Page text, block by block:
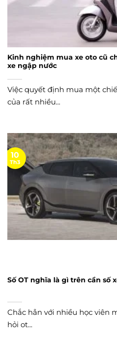
Kinh nghiệm mua xe oto cũ
xe ngập nước
Việc quyết định mua một
của rất nhiều...
Số OT nghĩa là gì trên cần số
Chắc hẳn với nhiều học viên
hỏi ot...
10
Th3